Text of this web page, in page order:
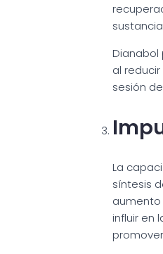
Dianabol
al
sesión
La
síntesis
aumento
influir en